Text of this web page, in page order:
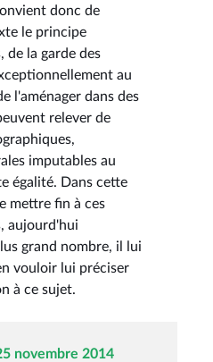
donc de
le principe
de la garde des
au
l'aménager dans des
relever de
imputables au
égalité. Dans cette
mettre fin à ces
aujourd'hui
grand nombre, il lui
vouloir lui préciser
à ce sujet.
novembre 2014